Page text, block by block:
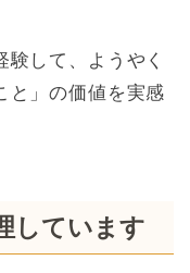
して、ようやく
と」の価値を実感
しています